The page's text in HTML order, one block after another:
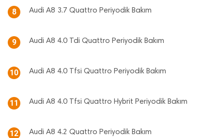
8 Audi A8 3.7 Quattro Periyodik Bakım
9 Audi A8 4.0 Tdi Quattro Periyodik Bakım
10 Audi A8 4.0 Tfsi Quattro Periyodik Bakım
11 Audi A8 4.0 Tfsi Quattro Hybrit Periyodik Bakım
12 Audi A8 4.2 Quattro Periyodik Bakım